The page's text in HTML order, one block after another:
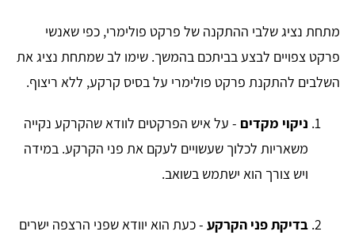
מתחת נציג שלבי ההתקנה של פרקט פולימרי, כפי שאנשי
פרקט צפויים לבצע בביתכם בהמשך. שימו לב שמתחת נציג את
השלבים להתקנת פרקט פולימרי על בסיס קרקע, ללא ריצוף.
ניקוי מקדים - על איש הפרקטים לוודא שהקרקע נקייה
משאריות לכלוך שעשויים לעקם את פני הקרקע. במידה
ויש צורך הוא ישתמש בשואב.
בדיקת פני הקרקע - כעת הוא יוודא שפני הרצפה ישרים